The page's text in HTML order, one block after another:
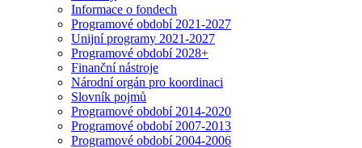
Informace o fondech
Programové období 2021-2027
Unijní programy 2021-2027
Programové období 2028+
Finanční nástroje
Národní orgán pro koordinaci
Slovník pojmů
Programové období 2014-2020
Programové období 2007-2013
Programové období 2004-2006